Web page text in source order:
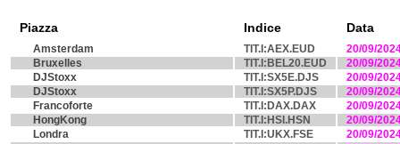
Piazza Indice Data
Amsterdam TIT.I:AEX.EUD
20/09/
Bruxelles
TIT.I:BEL20.EUD
20/09/
DJStoxx
TIT.I:SX5E.DJS
20/09/
DJStoxx
TIT.I:SX5P.DJS
20/09/
Francoforte
TIT.I:DAX.DAX
20/09/
HongKong
TIT.I:HSI.HSN
20/09/
Londra
TIT.I:UKX.FSE
20/09/